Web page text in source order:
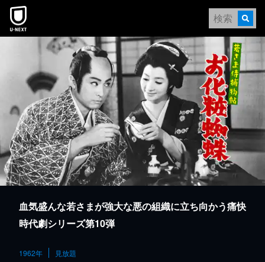
本文へスキップ
血気盛んな若さまが強大な悪の組織に立ち向かう痛快
時代劇シリーズ第10弾
1962年 見放題